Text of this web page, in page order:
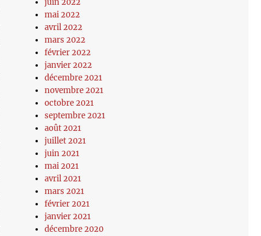
juin 2022
mai 2022
avril 2022
mars 2022
février 2022
janvier 2022
décembre 2021
novembre 2021
octobre 2021
septembre 2021
août 2021
juillet 2021
juin 2021
mai 2021
avril 2021
mars 2021
février 2021
janvier 2021
décembre 2020